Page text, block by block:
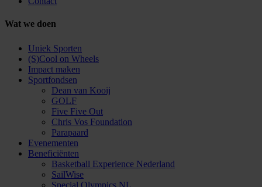
Wat we doen
Uniek Sporten
(S)Cool on Wheels
Impact maken
Sportfondsen
Dean van Kooij
GOLF
Five Five Out
Chris Vos Foundation
Parapaard
Evenementen
Beneficiënten
Basketball Experience Nederland
SailWise
Special Olympics NL